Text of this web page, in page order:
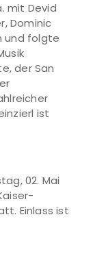
mit Devid
Dominic
und folgte
der San
ist
02. Mai
Einlass ist